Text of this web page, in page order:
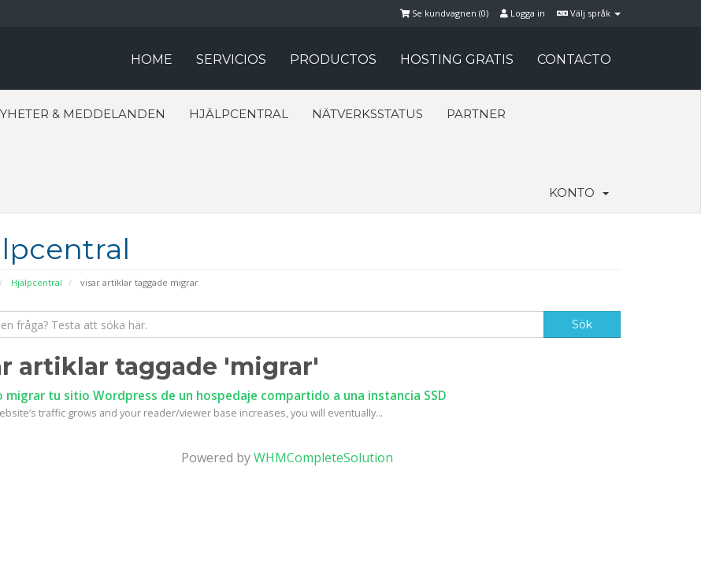
Välj språk
Logga in
Se kundvagnen (0)
HOME SERVICIOS PRODUCTOS HOSTING GRATIS CONTACTO
& MEDDELANDEN HJÄLPCENTRAL NÄTVERKSSTATUS PARTNER
KONTO
Hjälpcentral visar artiklar taggade migrar
artiklar taggade 'migrar'
migrar tu sitio Wordpress de un hospedaje compartido a una instancia SSD
traffic grows and your reader/viewer base increases, you will eventually...
Powered byWHMCompleteSolution